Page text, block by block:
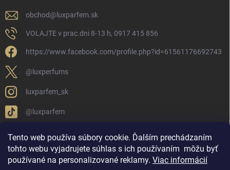
Tento web používa súbory cookie. Ďalším prechádzaním
tohto webu vyjadrujete súhlas s ich používaním môžu byť
používané na personalizované reklamy. Viac informácií
obchod@ luxparfem.sk
VOLAJTE v prac.dni 8-13 h, 0917 415 856
https://www.facebook.com/profile.php?id=61561176692743
@luxperfums
luxparfem_sk
@luxparfem
LUX PARFÉM NOVÁKY
Lux Parfém Skupina na FB
Lux Parfum - Česká Republika
Lux Parfumok - Hungary